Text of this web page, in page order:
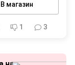
В магазин
1 3